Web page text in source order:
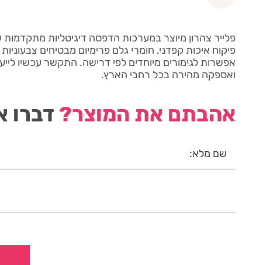
פיקוח איכות קפדני. חומרי גלם פרימיום מבטיחים
ואספקה מהירה בכל רחבי הארץ.
אהבתם את המוצר? דברו